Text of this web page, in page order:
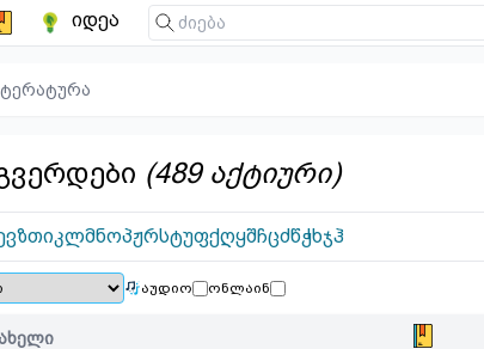
იდეა
(489 აქტიური)
ვზთიკლმნოპჟრსტუფქღყშჩცძწჭხჯჰ
აუდიო ონლაინ